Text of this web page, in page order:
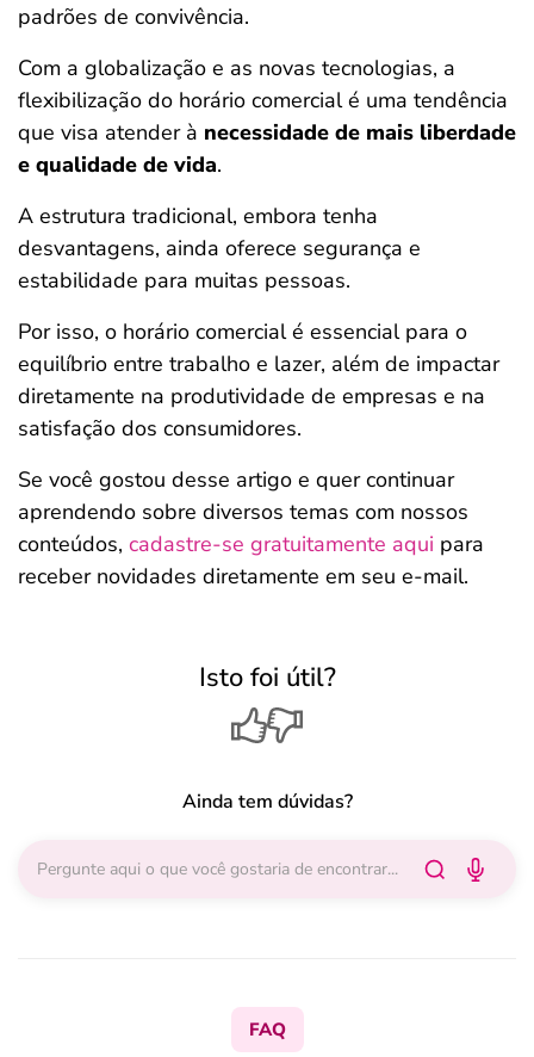
padrões de convivência.
Com a globalização e as novas tecnologias, a
flexibilização do horário comercial é uma tendência
que visa atender à necessidade de mais liberdade
e qualidade de vida.
A estrutura tradicional, embora tenha
desvantagens, ainda oferece segurança e
estabilidade para muitas pessoas.
Por isso, o horário comercial é essencial para o
equilíbrio entre trabalho e lazer, além de impactar
diretamente na produtividade de empresas e na
satisfação dos consumidores.
Se você gostou desse artigo e quer continuar
aprendendo sobre diversos temas com nossos
conteúdos, cadastre-se gratuitamente aqui para
receber novidades diretamente em seu e-mail.
Isto foi útil?
Ainda tem dúvidas?
FAQ